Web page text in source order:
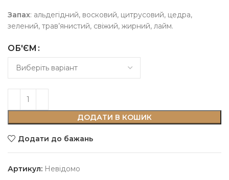
Запах: альдегідний, восковий, цитрусовий, цедра,
зелений, трав’янистий, свіжий, жирний, лайм.
ОБ'ЄМ
ДОДАТИ В КОШИК
Додати до бажань
Артикул: Невідомо